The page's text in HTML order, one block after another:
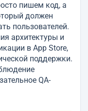
пишем код, а
должен
пользователей.
архитектуры и
в App Store,
поддержки.
QA-